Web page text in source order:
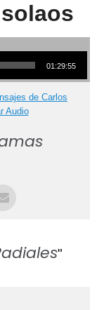
01:29:55
de Carlos
Audio
"